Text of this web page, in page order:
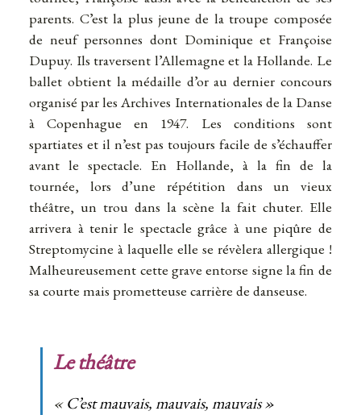
parents. C’est la plus jeune de la troupe composée
de neuf personnes dont Dominique et Françoise
Dupuy. Ils traversent l’Allemagne et la Hollande. Le
ballet obtient la médaille d’or au dernier concours
organisé par les Archives Internationales de la Danse
à Copenhague en 1947. Les conditions sont
spartiates et il n’est pas toujours facile de s’échauffer
avant le spectacle. En Hollande, à la fin de la
tournée, lors d’une répétition dans un vieux
théâtre, un trou dans la scène la fait chuter. Elle
arrivera à tenir le spectacle grâce à une piqûre de
Streptomycine à laquelle elle se révèlera allergique !
Malheureusement cette grave entorse signe la fin de
sa courte mais prometteuse carrière de danseuse.
Le théâtre
«C’est mauvais, mauvais, mauvais »